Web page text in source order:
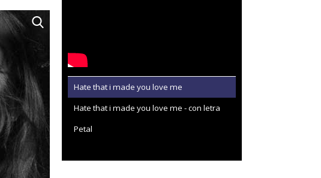
Hate that i made you love me
Hate that i made you love me - con letra
Petal